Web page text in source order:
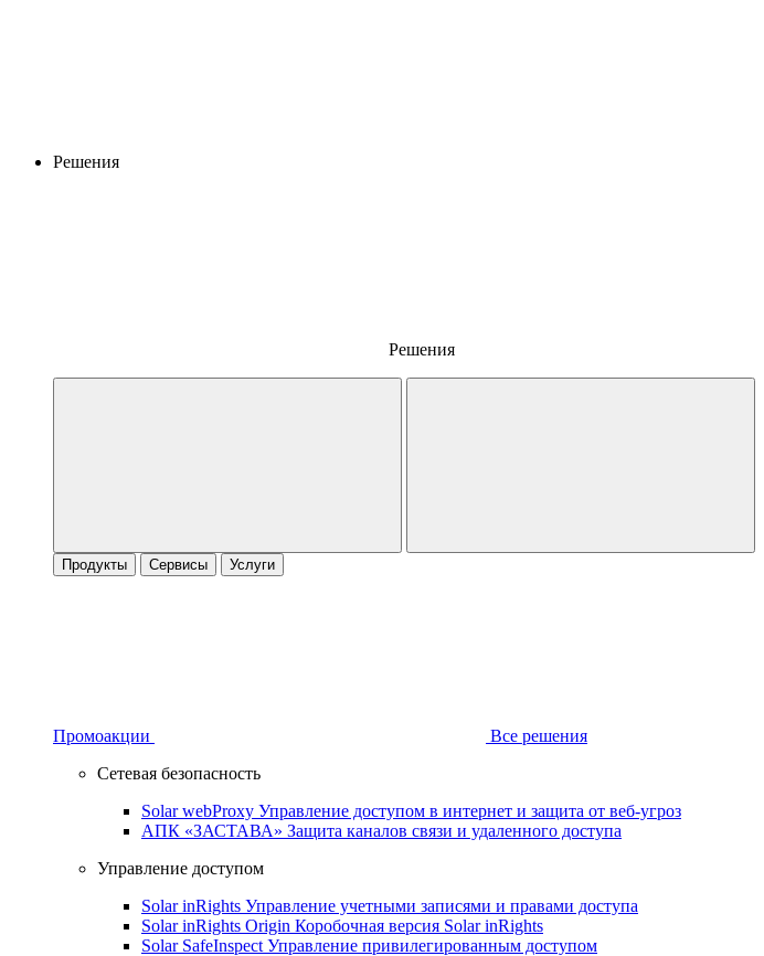
Решения
Решения
Продукты Сервисы Услуги
Промоакции
Все решения
Сетевая безопасность
Solar webProxy Управление доступом в интернет и защита от веб-угроз
АПК «ЗАСТАВА» Защита каналов связи и удаленного доступа
Управление доступом
Solar inRights Управление учетными записями и правами доступа
Solar inRights Origin Коробочная версия Solar inRights
Solar SafeInspect Управление привилегированным доступом